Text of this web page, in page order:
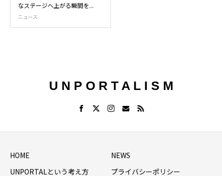
なステージへ上がる瞬間を...
ニュース
U N P O R T A L I S M
HOME
NEWS
UNPORTALという考え方
プライバシーポリシー